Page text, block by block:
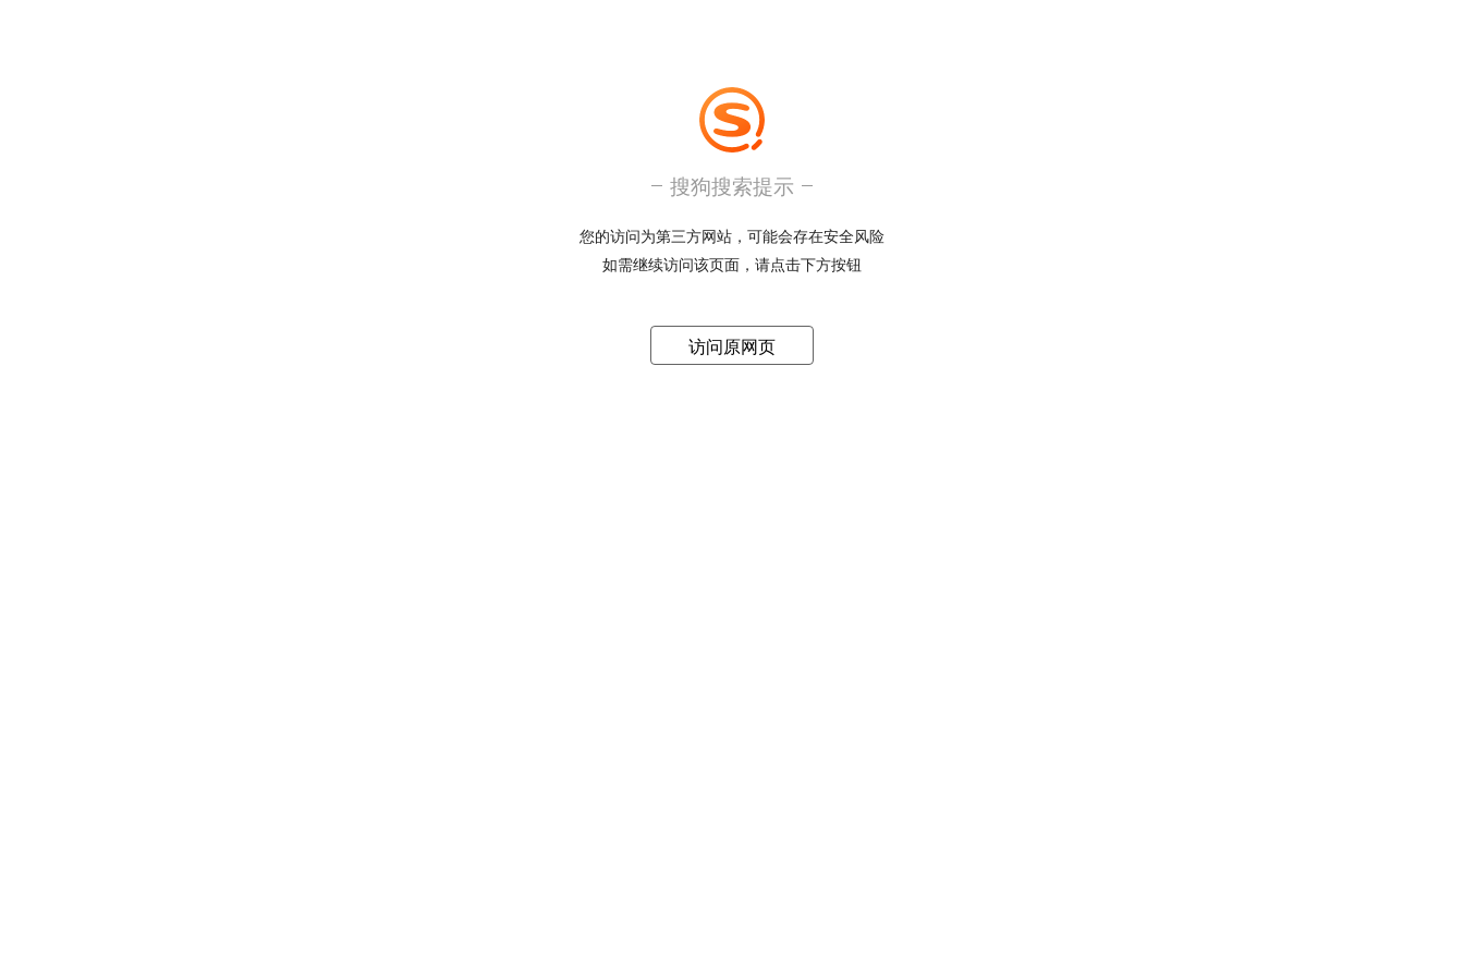
搜狗搜索提示
您的访问为第三方网站，可能会存在安全风险
如需继续访问该页面，请点击下方按钮
访问原网页